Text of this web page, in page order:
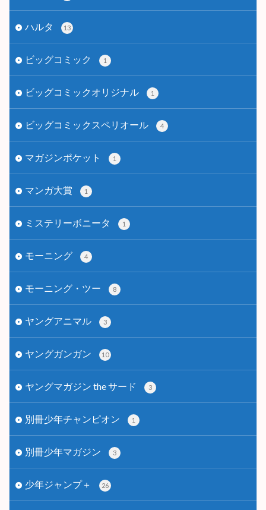
ハルタ 13
ビッグコミック 1
ビッグコミックオリジナル 1
ビッグコミックスペリオール 4
マガジンポケット 1
マンガ大賞 1
ミステリーボニータ 1
モーニング 4
モーニング・ツー 8
ヤングアニマル 3
ヤングガンガン 10
ヤングマガジン the サード 3
別冊少年チャンピオン 1
別冊少年マガジン 3
少年ジャンプ＋ 26